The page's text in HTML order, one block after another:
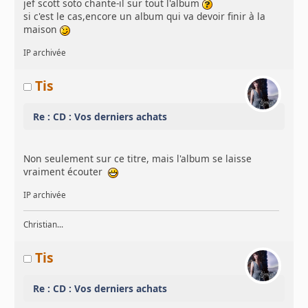
jef scott soto chante-il sur tout l'album
si c'est le cas,encore un album qui va devoir finir à la
maison
IP archivée
Tis
Re : CD : Vos derniers achats
Non seulement sur ce titre, mais l'album se laisse
vraiment écouter
IP archivée
Christian...
Tis
Re : CD : Vos derniers achats